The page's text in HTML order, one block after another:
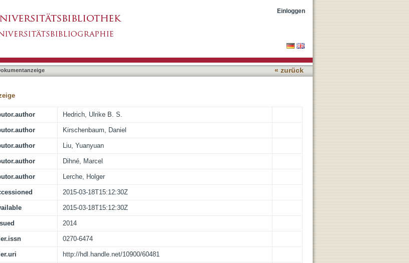
GABAergic Interneurons Causes Hyperexcitable Networks in
Human Na(V)1.1 Mutation
Einloggen
« zurück
Hedrich, Ulrike B. S.
Kirschenbaum, Daniel
Liu, Yuanyuan
Dihné, Marcel
Lerche, Holger
2015-03-18T15:12:30Z
2015-03-18T15:12:30Z
2014
0270-6474
http://hdl.handle.net/10900/60481